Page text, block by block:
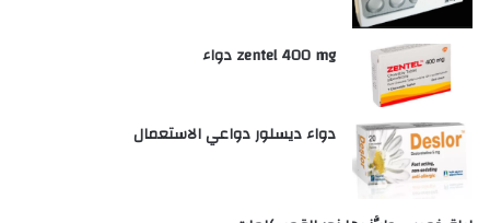
zentel 400 mg دواء
دواء ديسلور دواعي الاستعمال